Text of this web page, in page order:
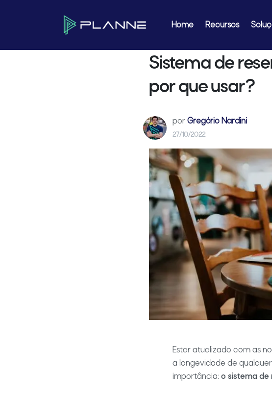
Home Recursos
Blog Motor de Reservas Sistema de reservas on-line para restaurantes: por que
Sistema de
por que usar?
por Gregório Nardini
27/10/2022
Estar atualizado com as
a longevidade de
importância: o sistema de